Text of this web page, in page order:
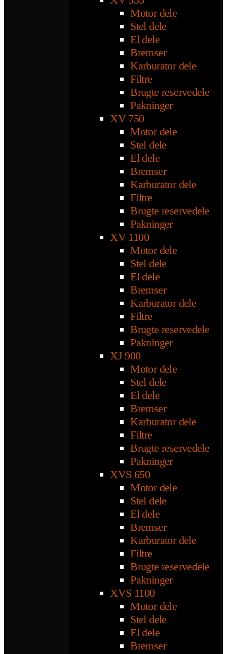
Motor dele
Stel dele
El dele
Bremser
Karburator dele
Filtre
Brugte reservedele
Pakninger
XV 750
Motor dele
Stel dele
El dele
Bremser
Karburator dele
Filtre
Brugte reservedele
Pakninger
XV 1100
Motor dele
Stel dele
El dele
Bremser
Karburator dele
Filtre
Brugte reservedele
Pakninger
XJ 900
Motor dele
Stel dele
El dele
Bremser
Karburator dele
Filtre
Brugte reservedele
Pakninger
XVS 650
Motor dele
Stel dele
El dele
Bremser
Karburator dele
Filtre
Brugte reservedele
Pakninger
XVS 1100
Motor dele
Stel dele
El dele
Bremser